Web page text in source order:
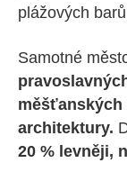
plážových
Samotné
měšťanských
architektury.
20 % levněji,